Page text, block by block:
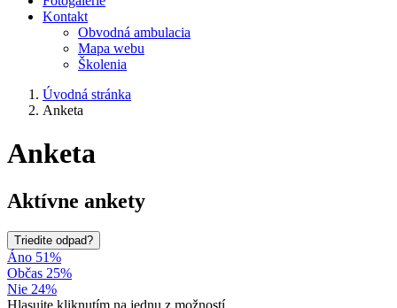
Kontakt
Obvodná ambulacia
Mapa webu
Školenia
Úvodná stránka
Anketa
Anketa
Aktívne ankety
Triedite odpad?
Áno 51%
Občas 25%
Nie 24%
Hlasujte kliknutím na jednu z možností